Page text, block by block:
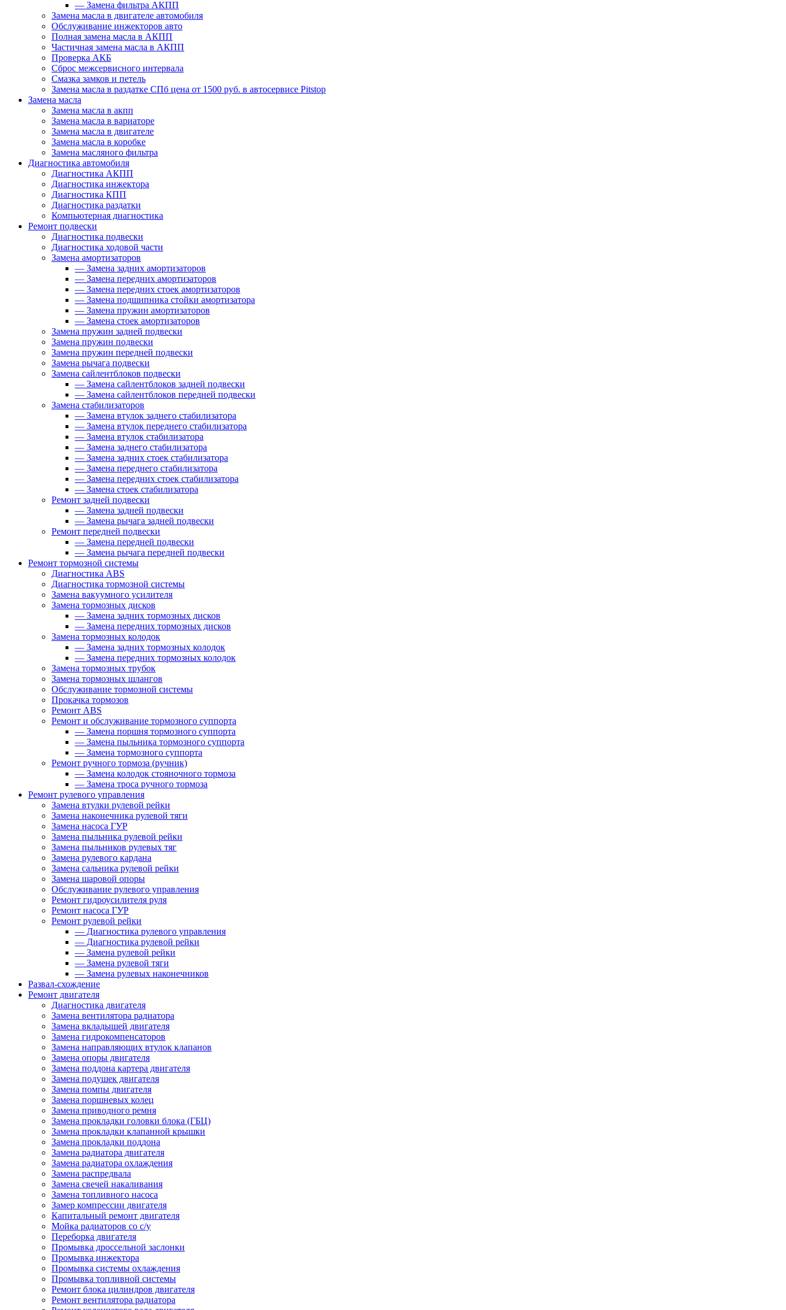
— Замена фильтра АКПП
Замена масла в двигателе автомобиля
Обслуживание инжекторов авто
Полная замена масла в АКПП
Частичная замена масла в АКПП
Проверка АКБ
Сброс межсервисного интервала
Смазка замков и петель
Замена масла в раздатке СПб цена от 1500 руб. в автосервисе Pitstop
Замена масла
Замена масла в акпп
Замена масла в вариаторе
Замена масла в двигателе
Замена масла в коробке
Замена масляного фильтра
Диагностика автомобиля
Диагностика АКПП
Диагностика инжектора
Диагностика КПП
Диагностика раздатки
Компьютерная диагностика
Ремонт подвески
Диагностика подвески
Диагностика ходовой части
Замена амортизаторов
— Замена задних амортизаторов
— Замена передних амортизаторов
— Замена передних стоек амортизаторов
— Замена подшипника стойки амортизатора
— Замена пружин амортизаторов
— Замена стоек амортизаторов
Замена пружин задней подвески
Замена пружин подвески
Замена пружин передней подвески
Замена рычага подвески
Замена сайлентблоков подвески
— Замена сайлентблоков задней подвески
— Замена сайлентблоков передней подвески
Замена стабилизаторов
— Замена втулок заднего стабилизатора
— Замена втулок переднего стабилизатора
— Замена втулок стабилизатора
— Замена заднего стабилизатора
— Замена задних стоек стабилизатора
— Замена переднего стабилизатора
— Замена передних стоек стабилизатора
— Замена стоек стабилизатора
Ремонт задней подвески
— Замена задней подвески
— Замена рычага задней подвески
Ремонт передней подвески
— Замена передней подвески
— Замена рычага передней подвески
Ремонт тормозной системы
Диагностика ABS
Диагностика тормозной системы
Замена вакуумного усилителя
Замена тормозных дисков
— Замена задних тормозных дисков
— Замена передних тормозных дисков
Замена тормозных колодок
— Замена задних тормозных колодок
— Замена передних тормозных колодок
Замена тормозных трубок
Замена тормозных шлангов
Обслуживание тормозной системы
Прокачка тормозов
Ремонт ABS
Ремонт и обслуживание тормозного суппорта
— Замена поршня тормозного суппорта
— Замена пыльника тормозного суппорта
— Замена тормозного суппорта
Ремонт ручного тормоза (ручник)
— Замена колодок стояночного тормоза
— Замена троса ручного тормоза
Ремонт рулевого управления
Замена втулки рулевой рейки
Замена наконечника рулевой тяги
Замена насоса ГУР
Замена пыльника рулевой рейки
Замена пыльников рулевых тяг
Замена рулевого кардана
Замена сальника рулевой рейки
Замена шаровой опоры
Обслуживание рулевого управления
Ремонт гидроусилителя руля
Ремонт насоса ГУР
Ремонт рулевой рейки
— Диагностика рулевого управления
— Диагностика рулевой рейки
— Замена рулевой рейки
— Замена рулевой тяги
— Замена рулевых наконечников
Развал-схождение
Ремонт двигателя
Диагностика двигателя
Замена вентилятора радиатора
Замена вкладышей двигателя
Замена гидрокомпенсаторов
Замена направляющих втулок клапанов
Замена опоры двигателя
Замена поддона картера двигателя
Замена подушек двигателя
Замена помпы двигателя
Замена поршневых колец
Замена приводного ремня
Замена прокладки головки блока (ГБЦ)
Замена прокладки клапанной крышки
Замена прокладки поддона
Замена радиатора двигателя
Замена радиатора охлаждения
Замена распредвала
Замена свечей накаливания
Замена топливного насоса
Замер компрессии двигателя
Капитальный ремонт двигателя
Мойка радиаторов со с/у
Переборка двигателя
Промывка дроссельной заслонки
Промывка инжектора
Промывка системы охлаждения
Промывка топливной системы
Ремонт блока цилиндров двигателя
Ремонт вентилятора радиатора